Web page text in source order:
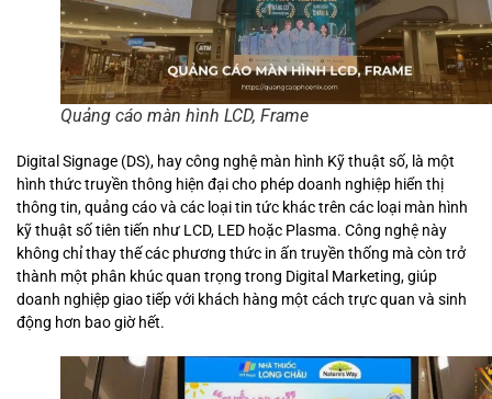
Quảng cáo màn hình LCD, Frame
Digital Signage (DS), hay công nghệ màn hình Kỹ thuật số, là một
hình thức truyền thông hiện đại cho phép doanh nghiệp hiển thị
thông tin, quảng cáo và các loại tin tức khác trên các loại màn hình
kỹ thuật số tiên tiến như LCD, LED hoặc Plasma. Công nghệ này
không chỉ thay thế các phương thức in ấn truyền thống mà còn trở
thành một phân khúc quan trọng trong Digital Marketing, giúp
doanh nghiệp giao tiếp với khách hàng một cách trực quan và sinh
động hơn bao giờ hết.